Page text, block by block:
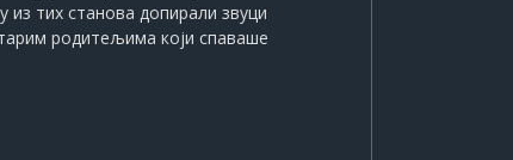
тих станова допирали звуци
родитељима који спаваше